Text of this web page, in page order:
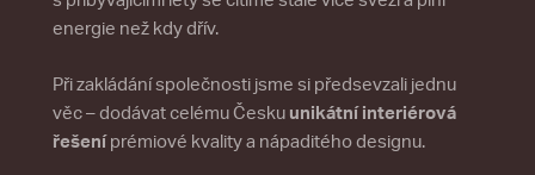
energie než kdy dřív.
Při zakládání společnosti jsme si předsevzali jednu
věc – dodávat celému Česku unikátní interiérová
řešeníprémiové kvality a nápaditého designu.